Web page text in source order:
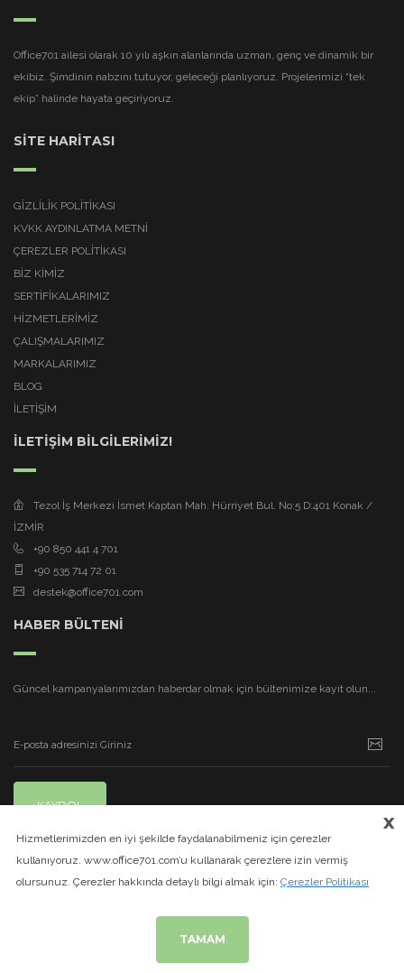
Office701 ailesi olarak 10 yılı aşkın alanlarında uzman, genç ve dinamik bir
ekibiz. Şimdinin nabzını tutuyor, geleceği planlıyoruz. Projelerimizi “tek
ekip” halinde hayata geçiriyoruz.
SİTE HARİTASI
GIZLILIK POLITIKASI
KVKK AYDINLATMA METNI
ÇEREZLER POLITIKASI
BİZ KİMİZ
SERTİFİKALARIMIZ
HİZMETLERİMİZ
ÇALIŞMALARIMIZ
MARKALARIMIZ
BLOG
İLETİŞİM
İLETİŞİM BİLGİLERİMİZ!
Tezol İş Merkezi İsmet Kaptan Mah. Hürriyet Bul. No:5 D:401 Konak /
İZMİR
+90 850 441 4 701
+90 535 714 72 01
destek@office701.com
HABER BÜLTENİ
Güncel kampanyalarımızdan haberdar olmak için bültenimize kayıt olun...
KAYDOL
www.office701.com| Tüm Hakları Saklıdır.
x
Hizmetlerimizden en iyi şekilde faydalanabilmeniz için çerezler
kullanıyoruz. www.office701.com’u kullanarak çerezlere izin vermiş
olursunuz. Çerezler hakkında detaylı bilgi almak için: Çerezler Politikası
TAMAM